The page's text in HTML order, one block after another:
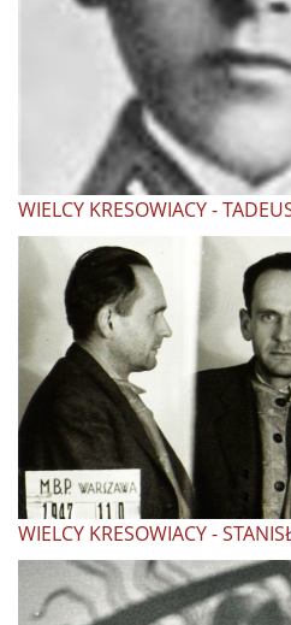
WIELCY KRESOWIACY -
WIELCY KRESOWIACY -